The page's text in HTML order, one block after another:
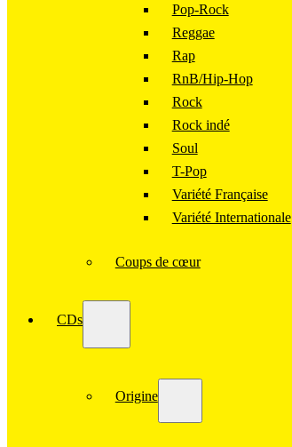
Pop-Rock
Reggae
Rap
RnB/Hip-Hop
Rock
Rock indé
Soul
T-Pop
Variété Française
Variété Internationale
Coups de cœur
CDs
Origine